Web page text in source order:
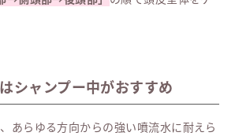
シャンプー中がおすすめ
あらゆる方向からの強い噴流水に耐えら